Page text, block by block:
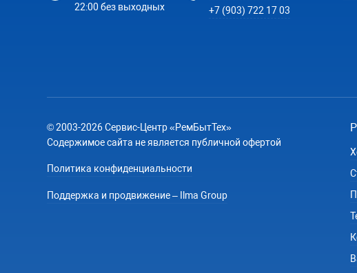
22:00 без выходных
+7 (903) 722 17 03
© 2003-2026 Сервис-Центр «РемБытТех»
Содержимое сайта не является публичной офертой
Политика конфиденциальности
Поддержка и продвижение – Ilma Group